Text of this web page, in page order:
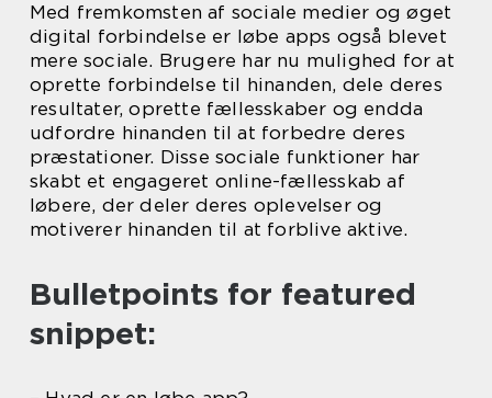
Med fremkomsten af sociale medier og øget
digital forbindelse er løbe apps også blevet
mere sociale. Brugere har nu mulighed for at
oprette forbindelse til hinanden, dele deres
resultater, oprette fællesskaber og endda
udfordre hinanden til at forbedre deres
præstationer. Disse sociale funktioner har
skabt et engageret online-fællesskab af
løbere, der deler deres oplevelser og
motiverer hinanden til at forblive aktive.
Bulletpoints for featured
snippet: